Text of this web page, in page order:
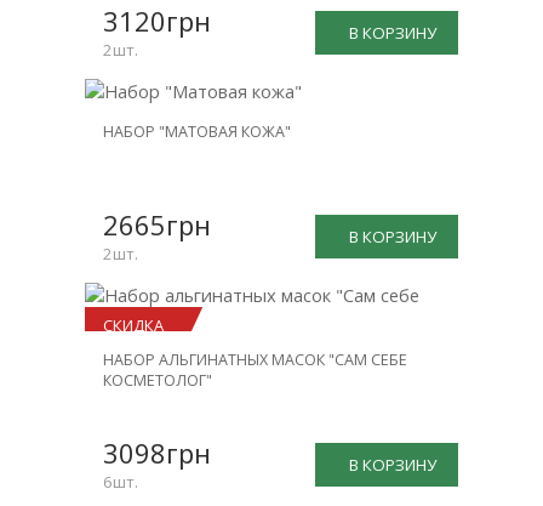
В КОРЗИНУ
3120грн
2шт.
НОВИНКА
-25%
НАБОР "МАТОВАЯ КОЖА"
В КОРЗИНУ
2665грн
2шт.
СКИДКА
-23%
НАБОР АЛЬГИНАТНЫХ МАСОК "САМ СЕБЕ
КОСМЕТОЛОГ"
В КОРЗИНУ
3098грн
6шт.